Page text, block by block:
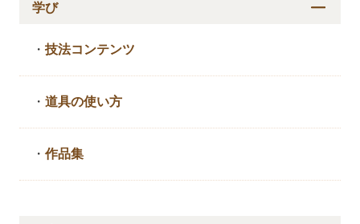
学び
・技法コンテンツ
・道具の使い方
・作品集